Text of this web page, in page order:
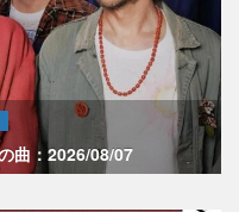
曲：2026/08/07